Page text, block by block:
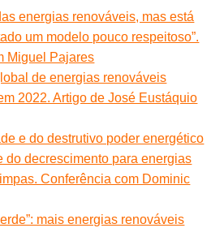
energias renováveis, mas está
um modelo pouco respeitoso”.
Miguel Pajares
de energias renováveis
2022. Artigo de José Eustáquio
e do destrutivo poder energético
do decrescimento para energias
Conferência com Dominic
mais energias renováveis